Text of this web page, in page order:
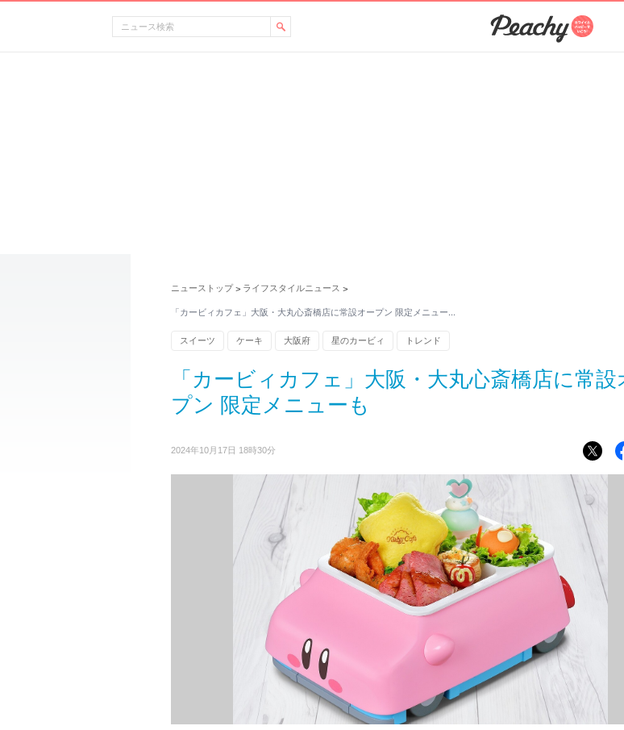
ニューストップ > ライフスタイルニュース >
「カービィカフェ」大阪・大丸心斎橋店に常設オープン 限定メニュー…
スイーツ ケーキ 大阪府 星のカービィ トレンド
「カービィカフェ」大阪・大丸心斎橋店に常設
プン 限定メニューも
2024年10月17日 18時30分